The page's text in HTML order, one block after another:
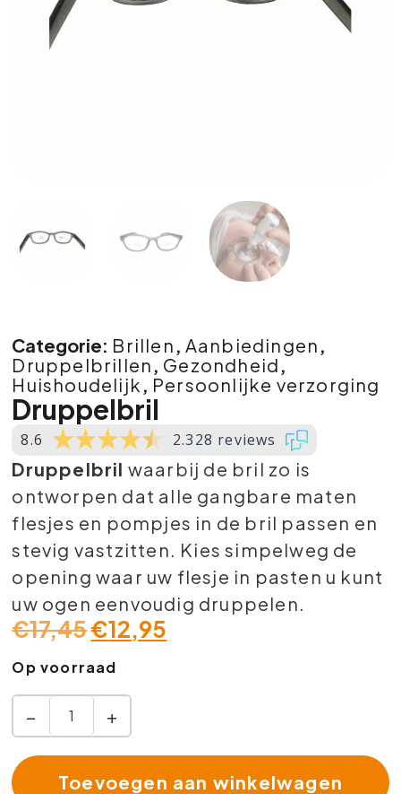
Categorie: Brillen , Aanbiedingen ,
Druppelbrillen , Gezondheid ,
Huishoudelijk , Persoonlijke verzorging
Druppelbril
8.6 2.328 reviews
Druppelbril waarbij de bril zo is
ontworpen dat alle gangbare maten
flesjes en pompjes in de bril passen en
stevig vastzitten. Kies simpelweg de
opening waar uw flesje in pasten u kunt
uw ogen eenvoudig druppelen.
€17,45€12,95
Op voorraad
− +
Toevoegen aan winkelwagen